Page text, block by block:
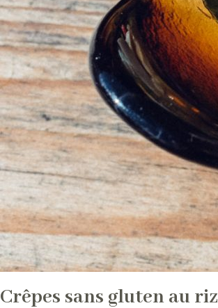
Crêpes sans gluten au riz